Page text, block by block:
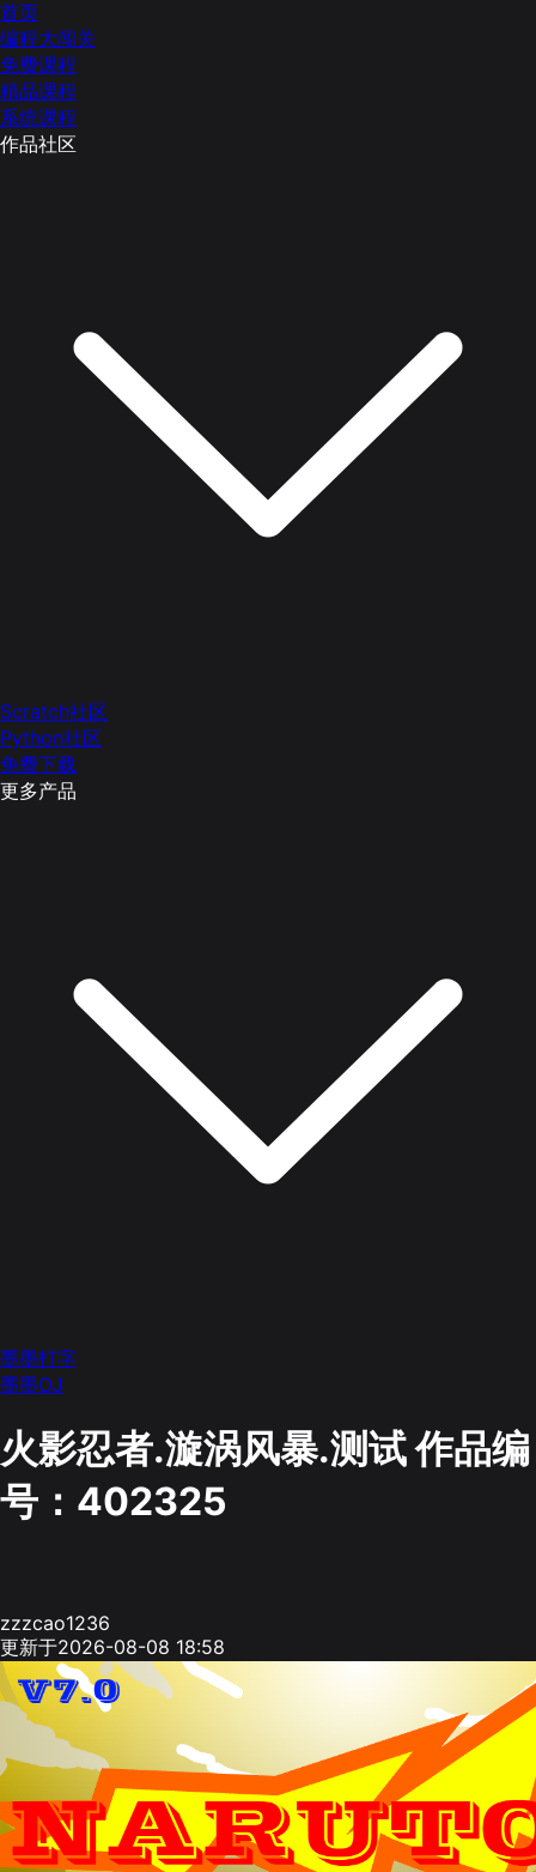
首页
编程大闯关
免费课程
精品课程
系统课程
作品社区
Scratch社区
Python社区
免费下载
更多产品
墨墨打字
墨墨OJ
火影忍者.漩涡风暴.测试作品编
号：402325
zzzcao1236
更新于2026-08-08 18:58